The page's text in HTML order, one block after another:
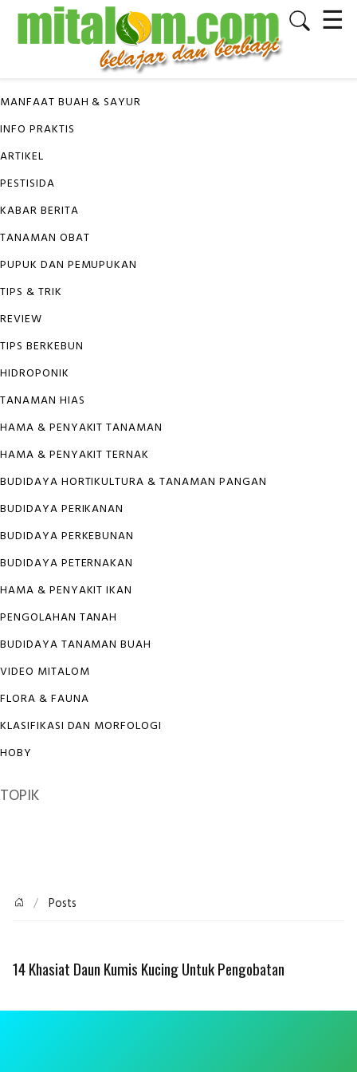
☰
✕
MANFAAT BUAH & SAYUR
INFO PRAKTIS
ARTIKEL
PESTISIDA
KABAR BERITA
TANAMAN OBAT
PUPUK DAN PEMUPUKAN
TIPS & TRIK
REVIEW
TIPS BERKEBUN
HIDROPONIK
TANAMAN HIAS
HAMA & PENYAKIT TANAMAN
HAMA & PENYAKIT TERNAK
BUDIDAYA HORTIKULTURA & TANAMAN PANGAN
BUDIDAYA PERIKANAN
BUDIDAYA PERKEBUNAN
BUDIDAYA PETERNAKAN
HAMA & PENYAKIT IKAN
PENGOLAHAN TANAH
BUDIDAYA TANAMAN BUAH
VIDEO MITALOM
FLORA & FAUNA
KLASIFIKASI DAN MORFOLOGI
HOBY
TOPIK
Posts
14 Khasiat Daun Kumis Kucing Untuk Pengobatan